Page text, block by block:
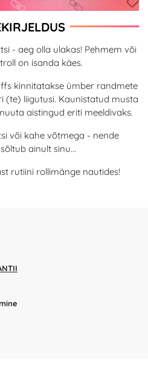
- aeg olla ulakas! Pehmem või
on isanda käes.
kinnitatakse ümber randmete
(te) liigutusi. Kaunistatud musta
aistingud eriti meeldivaks.
või kahe võtmega - nende
ainult sinu...
rutiini rollimänge nautides!